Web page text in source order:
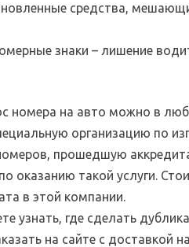
средства,
знаки – лишение
номера на авто можно в
организацию по
прошедшую
оказанию такой услуги.
в этой компании.
узнать, где сделать
на сайте с доставкой